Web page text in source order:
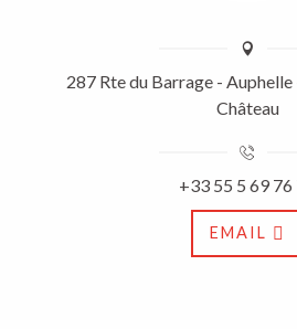
287 Rte du Barrage -
Château
+33 55 5 69 76
EMAIL